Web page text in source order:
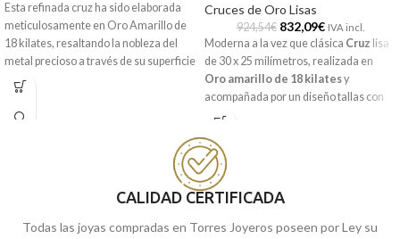
Esta refinada cruz ha sido elaborada
meticulosamente en Oro Amarillo de
18 kilates, resaltando la nobleza del
metal precioso a través de su superficie
lisa y brillante. Su estructura de
oval
suavidad visual que diferencia a esta
entre modernidad y tradición. Gracias
convierte en un accesorio versátil y
ligero, perfecto para ser combinado
Cruces de Oro Lisas
924,54€ 832,09€ IVA incl.
Moderna a la vez que clásica Cruz lisa
de 30 x 25 milímetros, realizada en
Oro amarillo de 18 kilatesy
acompañada por un diseño tallas con
preciosa virgen en su centro. Una cruz
especial.
CALIDAD CERTIFICADA
Todas las joyas compradas en Torres Joyeros poseen por Ley su